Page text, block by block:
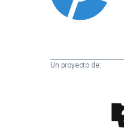
Un proyecto de:
Científica